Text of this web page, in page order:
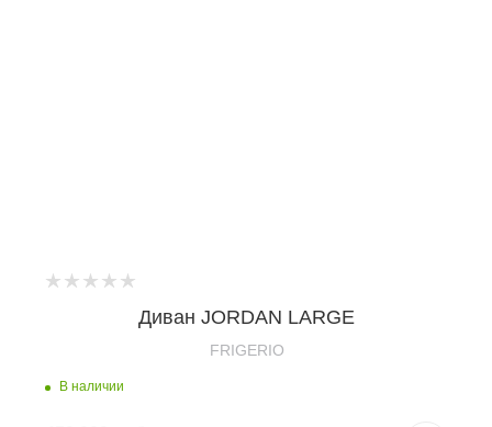
Диван JORDAN LARGE
FRIGERIO
В наличии